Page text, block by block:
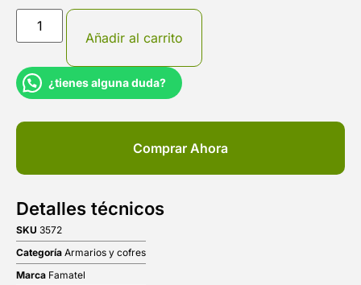
Añadir al carrito
¿tienes alguna duda?
Comprar Ahora
Detalles técnicos
SKU 3572
Categoría Armarios y cofres
Marca Famatel